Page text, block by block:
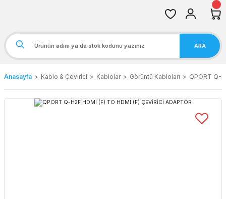
ARA
Anasayfa Kablo & Çevirici Kablolar Görüntü Kabloları QPORT Q-